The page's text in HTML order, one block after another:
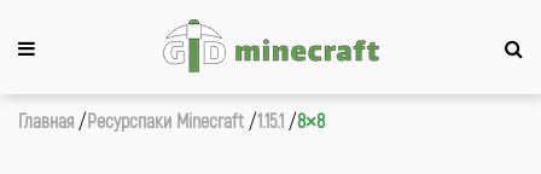
Главная Ресурспаки Minecraft 1.15.1 8×8